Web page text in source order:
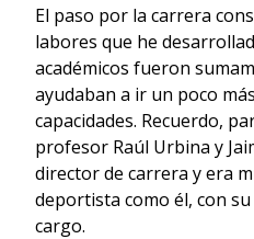
El paso por la carrera
labores que he
académicos fueron
ayudaban a ir un poco
capacidades. Recuerdo,
profesor Raúl Urbina y
director de carrera y era
deportista como él, con
cargo.